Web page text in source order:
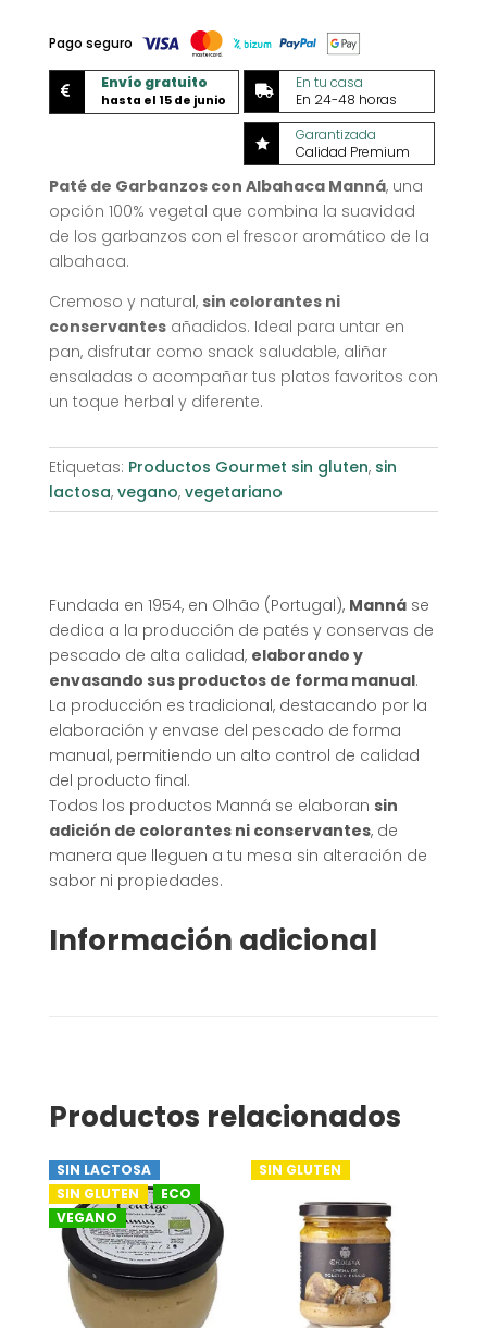
Pago seguro
 Envío gratuito
hasta el 15 de junio

En tu casa
En 24-48 horas

Garantizada
Calidad Premium
Paté de Garbanzos con Albahaca Manná, una
opción 100% vegetal que combina la suavidad
de los garbanzos con el frescor aromático de la
albahaca.
Cremoso y natural, sin colorantes ni
conservantesañadidos. Ideal para untar en
pan, disfrutar como snack saludable, aliñar
ensaladas o acompañar tus platos favoritos con
un toque herbal y diferente.
Etiquetas: Productos Gourmet sin gluten, sin
lactosa, vegano, vegetariano
Fundada en 1954, en Olhão (Portugal), Mannáse
dedica a la producción de patés y conservas de
pescado de alta calidad, elaborando y
envasando sus productos de forma manual.
La producción es tradicional, destacando por la
elaboración y envase del pescado de forma
manual, permitiendo un alto control de calidad
del producto final.
Todos los productos Manná se elaboran sin
adición de colorantes ni conservantes, de
manera que lleguen a tu mesa sin alteración de
sabor ni propiedades.
Información adicional
Productos relacionados
SIN LACTOSA
SIN GLUTEN
ECO
VEGANO
SIN GLUTEN